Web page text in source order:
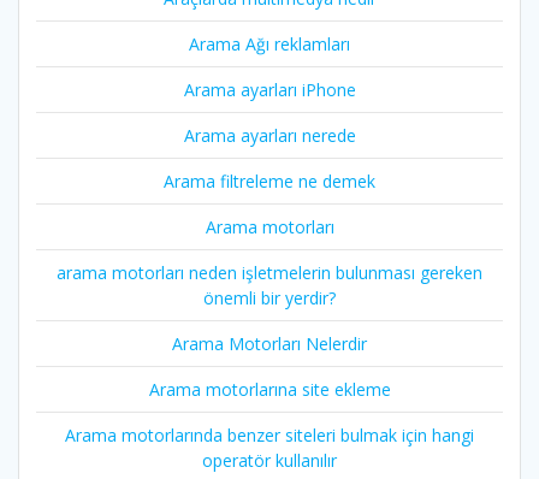
Arama Ağı reklamları
Arama ayarları iPhone
Arama ayarları nerede
Arama filtreleme ne demek
Arama motorları
arama motorları neden işletmelerin bulunması gereken
önemli bir yerdir?
Arama Motorları Nelerdir
Arama motorlarına site ekleme
Arama motorlarında benzer siteleri bulmak için hangi
operatör kullanılır